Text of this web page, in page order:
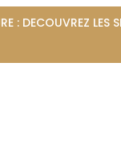
: DECOUVREZ LES